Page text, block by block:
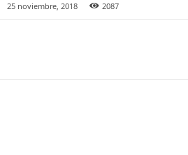
25 noviembre, 2018
2087